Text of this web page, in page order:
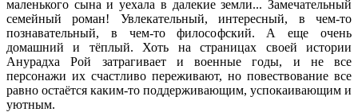
маленького сына и уехала в далекие земли... Замечательный
семейный роман! Увлекательный, интересный, в чем-то
познавательный, в чем-то философский. А еще очень
домашний и тёплый. Хоть на страницах своей истории
Анурадха Рой затрагивает и военные годы, и не все
персонажи их счастливо переживают, но повествование все
равно остаётся каким-то поддерживающим, успокаивающим и
уютным.